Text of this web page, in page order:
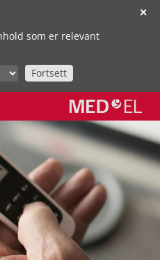
✕
som er relevant
Fortsett